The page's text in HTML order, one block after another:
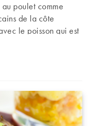
poulet comme
de la côte
le poisson qui est
les épices, seront
poisson